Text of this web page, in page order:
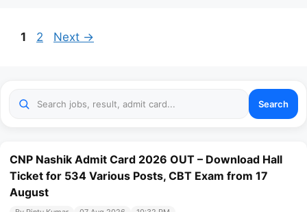
Page
1 Page
2 Next →
Search
CNP Nashik Admit Card 2026 OUT – Download Hall
Ticket for 534 Various Posts, CBT Exam from 17
August